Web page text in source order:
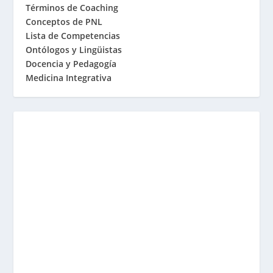
Términos de Coaching
Conceptos de PNL
Lista de Competencias
Ontólogos y Lingüistas
Docencia y Pedagogía
Medicina Integrativa